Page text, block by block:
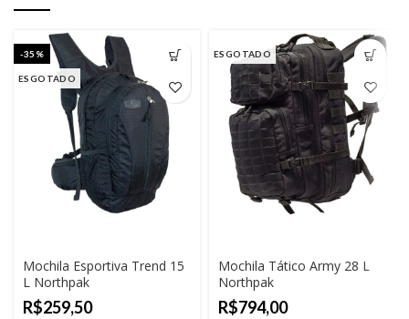
-35%
ESGOTADO
Mochila Esportiva Trend 15
L Northpak
R$
ESGOTADO
Mochila Tático Army 28 L
Northpak
R$